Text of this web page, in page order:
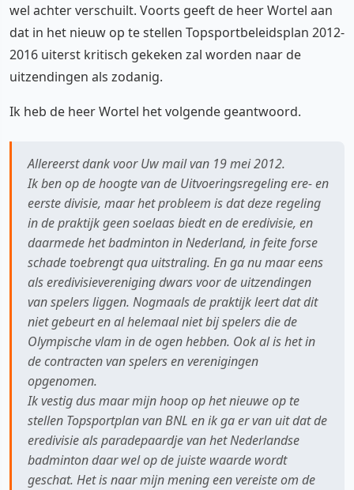
wel achter verschuilt. Voorts geeft de heer Wortel aan
dat in het nieuw op te stellen Topsportbeleidsplan 2012-
2016 uiterst kritisch gekeken zal worden naar de
uitzendingen als zodanig.
Ik heb de heer Wortel het volgende geantwoord.
Allereerst dank voor Uw mail van 19 mei 2012.
Ik ben op de hoogte van de Uitvoeringsregeling ere- en
eerste divisie, maar het probleem is dat deze regeling
in de praktijk geen soelaas biedt en de eredivisie, en
daarmede het badminton in Nederland, in feite forse
schade toebrengt qua uitstraling. En ga nu maar eens
als eredivisievereniging dwars voor de uitzendingen
van spelers liggen. Nogmaals de praktijk leert dat dit
niet gebeurt en al helemaal niet bij spelers die de
Olympische vlam in de ogen hebben. Ook al is het in
de contracten van spelers en verenigingen
opgenomen.
Ik vestig dus maar mijn hoop op het nieuwe op te
stellen Topsportplan van BNL en ik ga er van uit dat de
eredivisie als paradepaardje van het Nederlandse
badminton daar wel op de juiste waarde wordt
geschat. Het is naar mijn mening een vereiste om de